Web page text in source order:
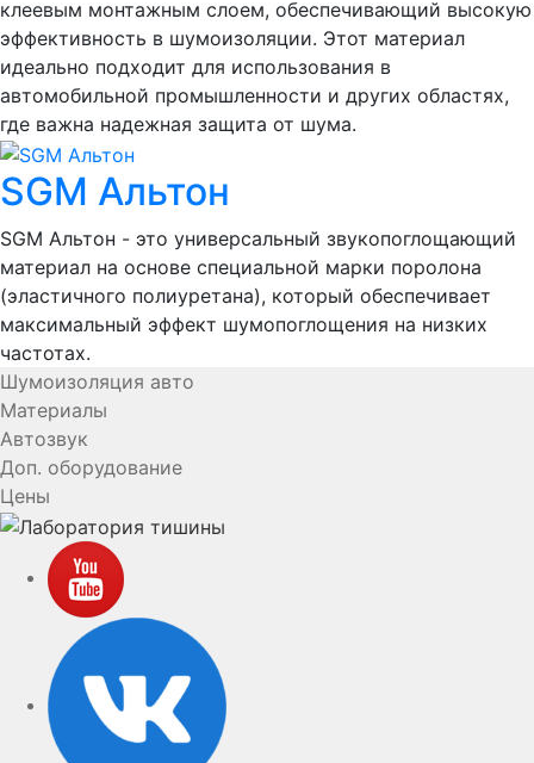
клеевым монтажным слоем, обеспечивающий высокую
эффективность в шумоизоляции. Этот материал
идеально подходит для использования в
автомобильной промышленности и других областях,
где важна надежная защита от шума.
SGM Альтон
SGM Альтон - это универсальный звукопоглощающий
материал на основе специальной марки поролона
(эластичного полиуретана), который обеспечивает
максимальный эффект шумопоглощения на низких
частотах.
Шумоизоляция авто
Материалы
Автозвук
Доп. оборудование
Цены